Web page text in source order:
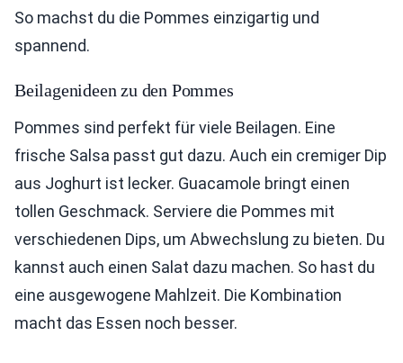
So machst du die Pommes einzigartig und
spannend.
Beilagenideen zu den Pommes
Pommes sind perfekt für viele Beilagen. Eine
frische Salsa passt gut dazu. Auch ein cremiger Dip
aus Joghurt ist lecker. Guacamole bringt einen
tollen Geschmack. Serviere die Pommes mit
verschiedenen Dips, um Abwechslung zu bieten. Du
kannst auch einen Salat dazu machen. So hast du
eine ausgewogene Mahlzeit. Die Kombination
macht das Essen noch besser.